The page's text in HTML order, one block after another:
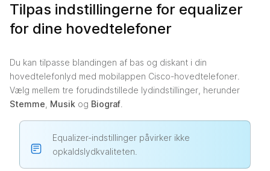
Tilpas indstillingerne for equalizer
for dine hovedtelefoner
Du kan tilpasse blandingen af bas og diskant i din
hovedtelefonlyd med mobilappen Cisco-hovedtelefoner.
Vælg mellem tre forudindstillede lydindstillinger, herunder
Stemme Musik og Biograf
Equalizer-indstillinger påvirker ikke
opkaldslydkvaliteten.